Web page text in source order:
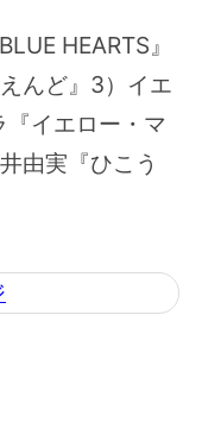
HEARTS』
んど』3）イエ
『イエロー・マ
由実『ひこう